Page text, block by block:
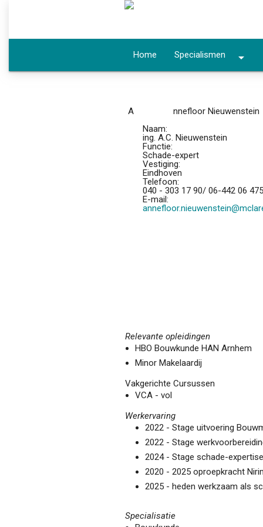
Home Specialismen arrow_drop_down
A
nnefloor Nieuwenstein
Naam:
ing. A.C. Nieuwenstein
Functie:
Schade-expert
Vestiging:
Eindhoven
Telefoon:
040 - 303 17 90/ 06-442 06 475
E-mail:
Relevante opleidingen
HBO Bouwkunde HAN Arnhem
Minor Makelaardij
Vakgerichte Cursussen
VCA - vol
Werkervaring
2022 - Stage uitvoering
2022 - Stage
2024 - Stage schade-
2020 - 2025 oproepkracht
2025 - heden werkzaam als
Specialisatie